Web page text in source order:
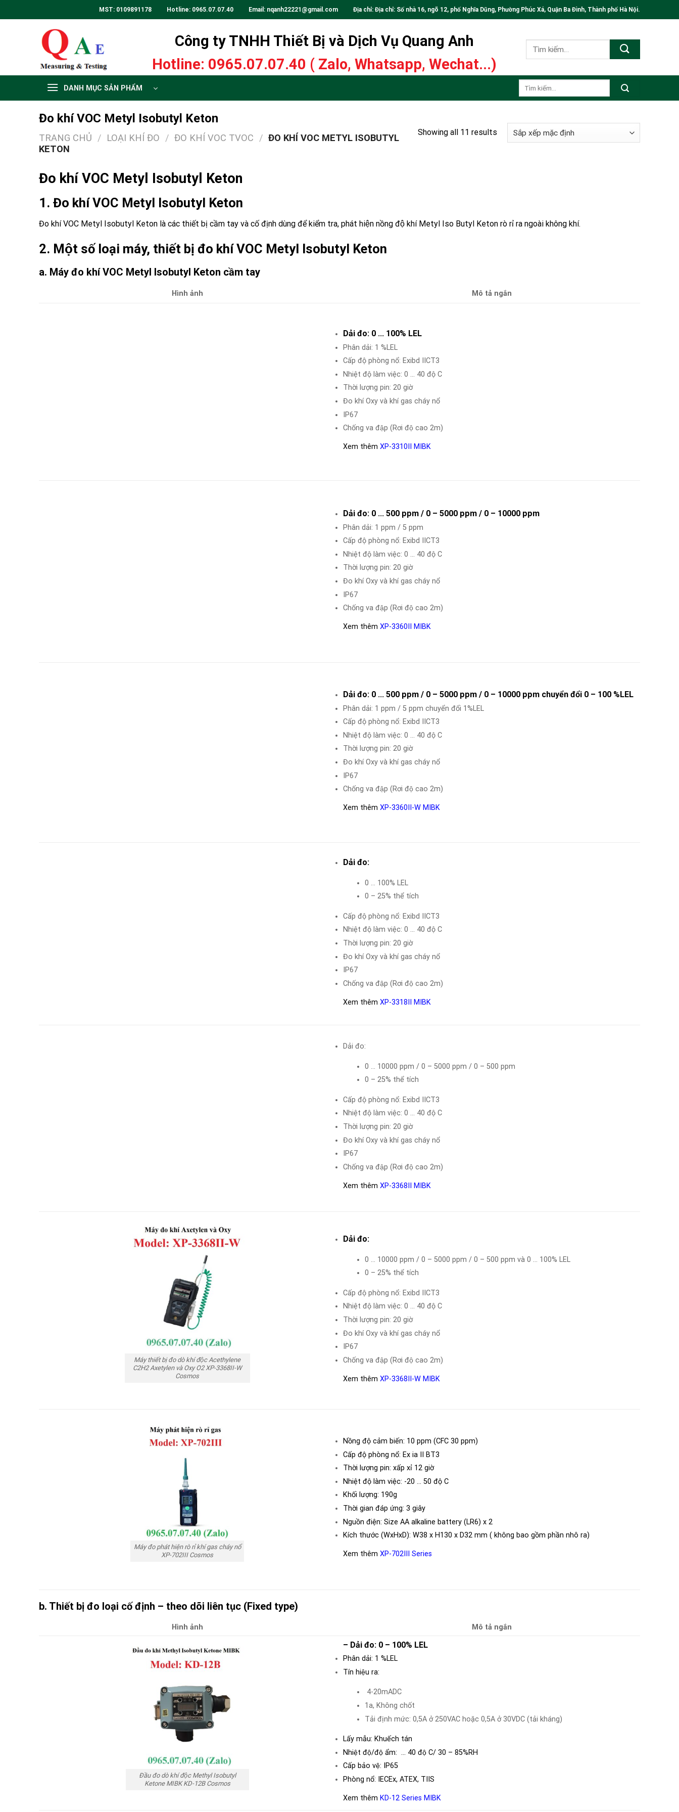
to
MST: 0109891178 Hotline: 0965.07.07.40 Email: nqanh22221@gmail.com Địa chỉ: Địa chỉ: Số nhà 16, ngõ 12, phố Nghĩa Dũng, Phường Phúc Xá, Quận Ba Đình, Thành phố Hà Nội.
Công ty TNHH Thiết Bị và Dịch Vụ Quang Anh
Hotline: 0965.07.07.40 ( Zalo, Whatsapp, Wechat...)
Tìm
DANH MỤC SẢN PHẨM
Đo khí VOC Metyl Isobutyl Keton
TRANG CHỦ / LOẠI KHÍ ĐO / ĐO KHÍ VOC TVOC / ĐO KHÍ VOC METYL ISOBUTYL
KETON
Showing all 11 results
Đo khí VOC Metyl Isobutyl Keton
1. Đo khí VOC Metyl Isobutyl Keton
Đo khí VOC Metyl Isobutyl Keton là các thiết bị cầm tay và cố định dùng để kiểm tra, phát hiện nồng độ khí Metyl Iso Butyl Keton rò rỉ ra ngoài không khí.
2. Một số loại máy, thiết bị đo khí VOC Metyl Isobutyl Keton
a. Máy đo khí VOC Metyl Isobutyl Keton cầm tay
Hình ảnh Mô tả ngắn
Dải đo: 0 … 100% LEL
Phân dải: 1 %LEL
Cấp độ phòng nổ: Exibd IICT3
Nhiệt độ làm việc: 0 … 40 độ C
Thời lượng pin: 20 giờ
Đo khí Oxy và khí gas cháy nổ
IP67
Chống va đập (Rơi độ cao 2m)
Xem thêmXP-3310II MIBK
Dải đo: 0 … 500 ppm / 0 – 5000 ppm / 0 – 10000 ppm
Phân dải: 1 ppm / 5 ppm
Cấp độ phòng nổ: Exibd IICT3
Nhiệt độ làm việc: 0 … 40 độ C
Thời lượng pin: 20 giờ
Đo khí Oxy và khí gas cháy nổ
IP67
Chống va đập (Rơi độ cao 2m)
Xem thêmXP-3360II MIBK
Dải đo: 0 … 500 ppm / 0 – 5000 ppm / 0 – 10000 ppm chuyển đổi 0 – 100 %LEL
Phân dải: 1 ppm / 5 ppm chuyển đổi 1%LEL
Cấp độ phòng nổ: Exibd IICT3
Nhiệt độ làm việc: 0 … 40 độ C
Thời lượng pin: 20 giờ
Đo khí Oxy và khí gas cháy nổ
IP67
Chống va đập (Rơi độ cao 2m)
Xem thêmXP-3360II-W MIBK
Dải đo:
0 … 100% LEL
0 – 25% thể tích
Cấp độ phòng nổ: Exibd IICT3
Nhiệt độ làm việc: 0 … 40 độ C
Thời lượng pin: 20 giờ
Đo khí Oxy và khí gas cháy nổ
IP67
Chống va đập (Rơi độ cao 2m)
Xem thêmXP-3318II MIBK
Dải đo:
0 … 10000 ppm / 0 – 5000 ppm / 0 – 500 ppm
0 – 25% thể tích
Cấp độ phòng nổ: Exibd IICT3
Nhiệt độ làm việc: 0 … 40 độ C
Thời lượng pin: 20 giờ
Đo khí Oxy và khí gas cháy nổ
IP67
Chống va đập (Rơi độ cao 2m)
Xem thêmXP-3368II MIBK
Máy thiết bị đo dò khí độc Acethylene
C2H2 Axetylen và Oxy O2 XP-3368II-W
Cosmos
Dải đo:
0 … 10000 ppm / 0 – 5000 ppm / 0 – 500 ppm và 0 … 100% LEL
0 – 25% thể tích
Cấp độ phòng nổ: Exibd IICT3
Nhiệt độ làm việc: 0 … 40 độ C
Thời lượng pin: 20 giờ
Đo khí Oxy và khí gas cháy nổ
IP67
Chống va đập (Rơi độ cao 2m)
Xem thêm XP-3368II-W MIBK
Máy đo phát hiện rò rỉ khí gas cháy nổ
XP-702III Cosmos
Nồng độ cảm biến: 10ppm (CFC 30 ppm)
Cấp độ phòng nổ: Ex ia II BT3
Thời lượng pin: xấp xỉ 12 giờ
Nhiệt độ làm việc: -20 … 50 độ C
Khối lượng: 190g
Thời gian đáp ứng: 3 giây
Nguồn điện: Size AA alkaline battery (LR6) x 2
Kích thước (WxHxD): W38 x H130 x D32 mm ( không bao gồm phần nhô ra)
Xem thêm XP-702III Series
b. Thiết bị đo loại cố định – theo dõi liên tục (Fixed type)
Hình ảnh Mô tả ngắn
Đầu đo dò khí độc Methyl Isobutyl
Ketone MIBK KD-12B Cosmos
– Dải đo: 0 – 100% LEL
Phân dải: 1 %LEL
Tín hiệu ra:
4-20mADC
1a, Không chốt
Tải định mức: 0,5A ở 250VAC hoặc 0,5A ở 30VDC (tải kháng)
Lấy mẫu: Khuếch tán
Nhiệt độ/độ ẩm: … 40 độ C/ 30 – 85%RH
Cấp bảo vệ: IP65
Phòng nổ: IECEx, ATEX, TIIS
Xem thêm KD-12 Series MIBK